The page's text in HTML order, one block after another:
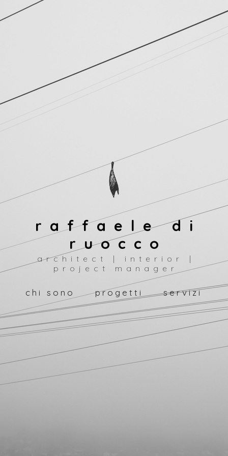
raffaele di
ruocco
architect | interior |
project manager
chi sono progetti servizi